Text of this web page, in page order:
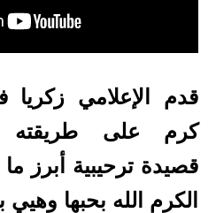
قدم الإعلامي زكريا
كرم على طريقته
قصيدة ترحيبية أبرز
الكرم الله بحبها